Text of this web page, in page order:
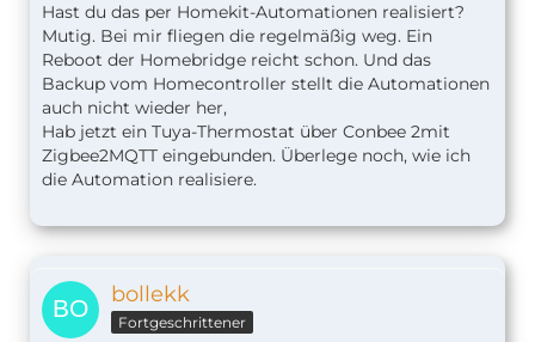
Hast du das per Homekit-Automationen realisiert?
Mutig. Bei mir fliegen die regelmäßig weg. Ein
Reboot der Homebridge reicht schon. Und das
Backup vom Homecontroller stellt die Automationen
auch nicht wieder her,
Hab jetzt ein Tuya-Thermostat über Conbee 2mit
Zigbee2MQTT eingebunden. Überlege noch, wie ich
die Automation realisiere.
bollekk
Fortgeschrittener